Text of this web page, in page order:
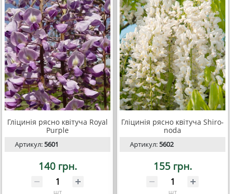
Гліцинія рясно квітуча Royal
Purple
Артикул:5601
140 грн.
шт
Гліцинія рясно квітуча Shiro-
noda
Артикул:5602
155 грн.
шт